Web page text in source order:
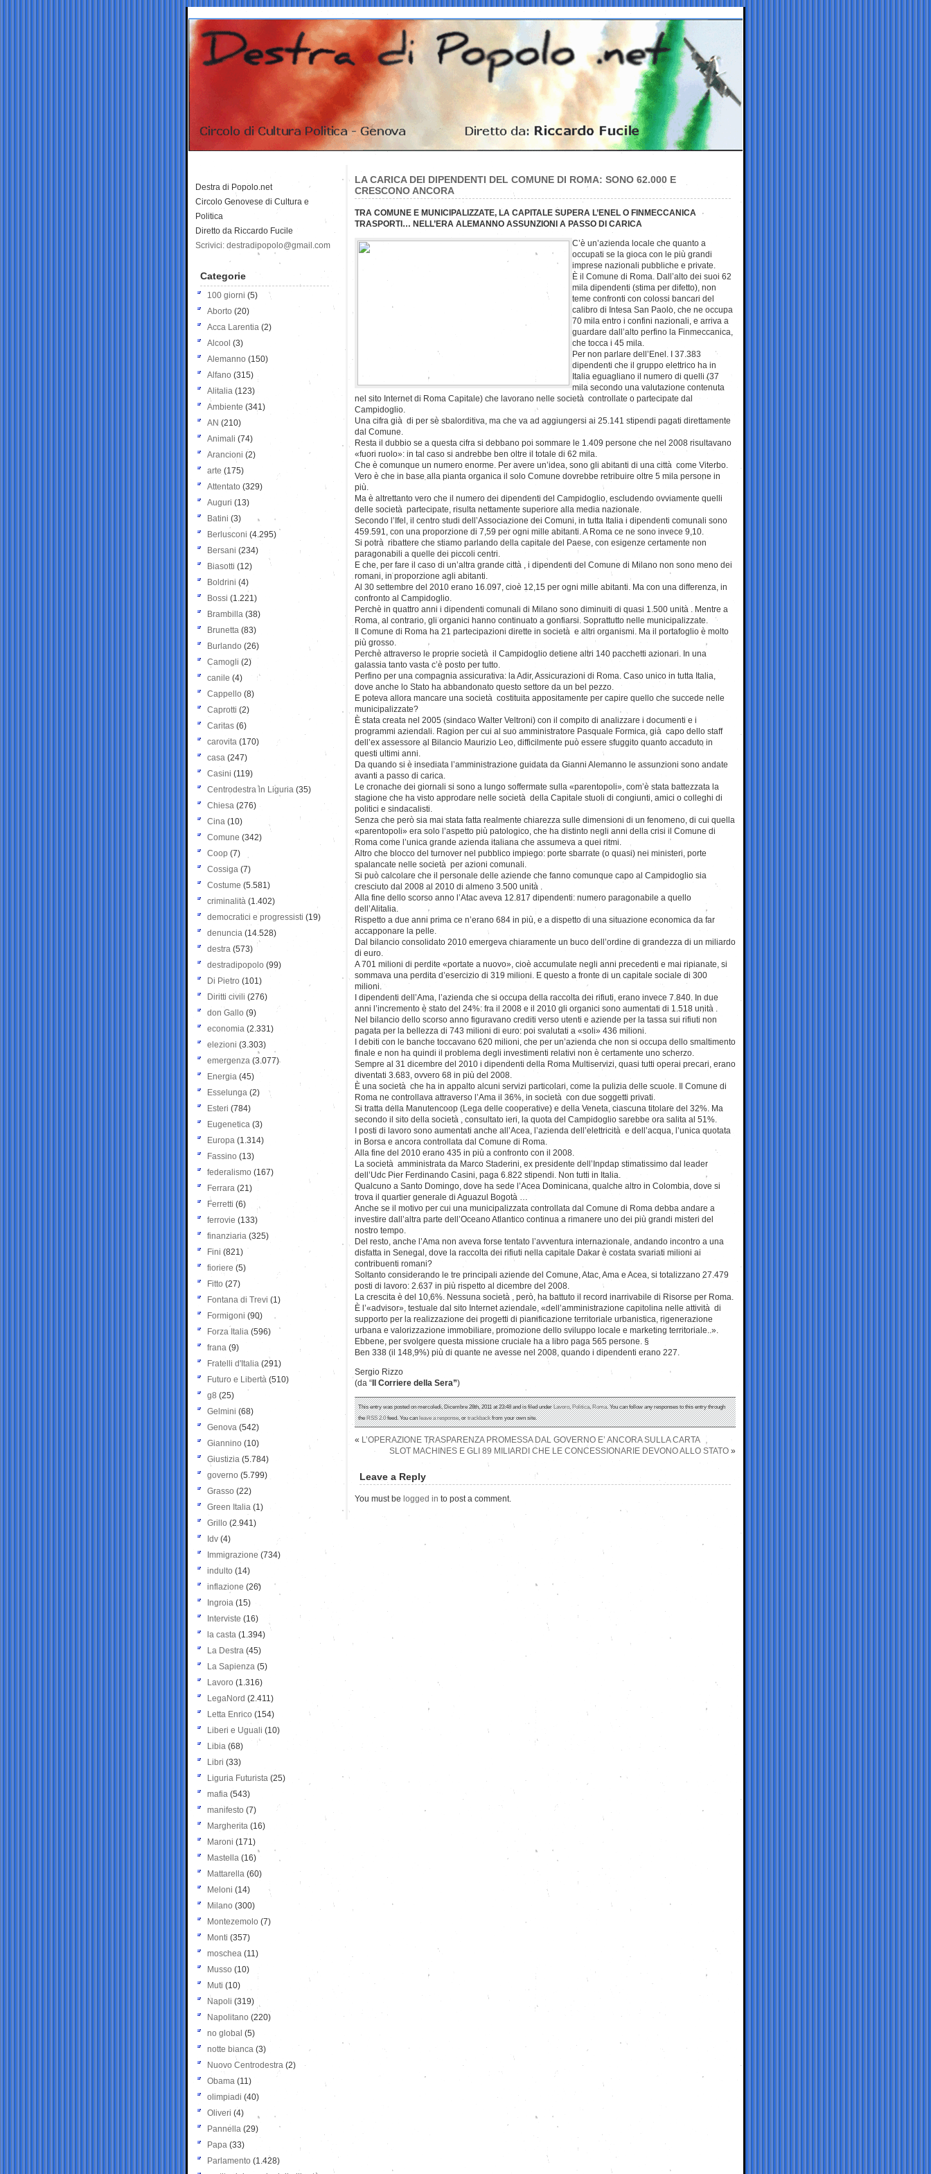
LA CARICA DEI DIPENDENTI DEL COMUNE DI ROMA: SONO 62.000 E
CRESCONO ANCORA
TRA COMUNE E MUNICIPALIZZATE, LA CAPITALE SUPERA L’ENEL O FINMECCANICA
TRASPORTI… NELL’ERA ALEMANNO ASSUNZIONI A PASSO DI CARICA
C’è un’azienda locale che quanto a
occupati se la gioca con le più grandi
imprese nazionali pubbliche e private.
È il Comune di Roma. Dall’alto dei suoi 62
mila dipendenti (stima per difetto), non
teme confronti con colossi bancari del
calibro di Intesa San Paolo, che ne occupa
70 mila entro i confini nazionali, e arriva a
guardare dall’alto perfino la Finmeccanica,
che tocca i 45 mila.
Per non parlare dell’Enel. I 37.383
dipendenti che il gruppo elettrico ha in
Italia eguagliano il numero di quelli (37
mila secondo una valutazione contenuta
nel sito Internet di Roma Capitale) che lavorano nelle società controllate o partecipate dal
Campidoglio.
Una cifra già di per sè sbalorditiva, ma che va ad aggiungersi ai 25.141 stipendi pagati direttamente
dal Comune.
Resta il dubbio se a questa cifra si debbano poi sommare le 1.409 persone che nel 2008 risultavano
«fuori ruolo»: in tal caso si andrebbe ben oltre il totale di 62 mila.
Che è comunque un numero enorme. Per avere un’idea, sono gli abitanti di una città come Viterbo.
Vero è che in base alla pianta organica il solo Comune dovrebbe retribuire oltre 5 mila persone in
più.
Ma è altrettanto vero che il numero dei dipendenti del Campidoglio, escludendo ovviamente quelli
delle società partecipate, risulta nettamente superiore alla media nazionale.
Secondo l’Ifel, il centro studi dell’Associazione dei Comuni, in tutta Italia i dipendenti comunali sono
459.591, con una proporzione di 7,59 per ogni mille abitanti. A Roma ce ne sono invece 9,10.
Si potrà ribattere che stiamo parlando della capitale del Paese, con esigenze certamente non
paragonabili a quelle dei piccoli centri.
E che, per fare il caso di un’altra grande città , i dipendenti del Comune di Milano non sono meno dei
romani, in proporzione agli abitanti.
Al 30 settembre del 2010 erano 16.097, cioè 12,15 per ogni mille abitanti. Ma con una differenza, in
confronto al Campidoglio.
Perchè in quattro anni i dipendenti comunali di Milano sono diminuiti di quasi 1.500 unità . Mentre a
Roma, al contrario, gli organici hanno continuato a gonfiarsi. Soprattutto nelle municipalizzate.
Il Comune di Roma ha 21 partecipazioni dirette in società e altri organismi. Ma il portafoglio è molto
più grosso.
Perchè attraverso le proprie società il Campidoglio detiene altri 140 pacchetti azionari. In una
galassia tanto vasta c’è posto per tutto.
Perfino per una compagnia assicurativa: la Adir, Assicurazioni di Roma. Caso unico in tutta Italia,
dove anche lo Stato ha abbandonato questo settore da un bel pezzo.
E poteva allora mancare una società costituita appositamente per capire quello che succede nelle
municipalizzate?
È stata creata nel 2005 (sindaco Walter Veltroni) con il compito di analizzare i documenti e i
programmi aziendali. Ragion per cui al suo amministratore Pasquale Formica, già capo dello staff
dell’ex assessore al Bilancio Maurizio Leo, difficilmente può essere sfuggito quanto accaduto in
questi ultimi anni.
Da quando si è insediata l’amministrazione guidata da Gianni Alemanno le assunzioni sono andate
avanti a passo di carica.
Le cronache dei giornali si sono a lungo soffermate sulla «parentopoli», com’è stata battezzata la
stagione che ha visto approdare nelle società della Capitale stuoli di congiunti, amici o colleghi di
politici e sindacalisti.
Senza che però sia mai stata fatta realmente chiarezza sulle dimensioni di un fenomeno, di cui quella
«parentopoli» era solo l’aspetto più patologico, che ha distinto negli anni della crisi il Comune di
Roma come l’unica grande azienda italiana che assumeva a quei ritmi.
Altro che blocco del turnover nel pubblico impiego: porte sbarrate (o quasi) nei ministeri, porte
spalancate nelle società per azioni comunali.
Si può calcolare che il personale delle aziende che fanno comunque capo al Campidoglio sia
cresciuto dal 2008 al 2010 di almeno 3.500 unità .
Alla fine dello scorso anno l’Atac aveva 12.817 dipendenti: numero paragonabile a quello
dell’Alitalia.
Rispetto a due anni prima ce n’erano 684 in più, e a dispetto di una situazione economica da far
accapponare la pelle.
Dal bilancio consolidato 2010 emergeva chiaramente un buco dell’ordine di grandezza di un miliardo
di euro.
A 701 milioni di perdite «portate a nuovo», cioè accumulate negli anni precedenti e mai ripianate, si
sommava una perdita d’esercizio di 319 milioni. E questo a fronte di un capitale sociale di 300
milioni.
I dipendenti dell’Ama, l’azienda che si occupa della raccolta dei rifiuti, erano invece 7.840. In due
anni l’incremento è stato del 24%: fra il 2008 e il 2010 gli organici sono aumentati di 1.518 unità .
Nel bilancio dello scorso anno figuravano crediti verso utenti e aziende per la tassa sui rifiuti non
pagata per la bellezza di 743 milioni di euro: poi svalutati a «soli» 436 milioni.
I debiti con le banche toccavano 620 milioni, che per un’azienda che non si occupa dello smaltimento
finale e non ha quindi il problema degli investimenti relativi non è certamente uno scherzo.
Sempre al 31 dicembre del 2010 i dipendenti della Roma Multiservizi, quasi tutti operai precari, erano
diventati 3.683, ovvero 68 in più del 2008.
È una società che ha in appalto alcuni servizi particolari, come la pulizia delle scuole. Il Comune di
Roma ne controllava attraverso l’Ama il 36%, in società con due soggetti privati.
Si tratta della Manutencoop (Lega delle cooperative) e della Veneta, ciascuna titolare del 32%. Ma
secondo il sito della società , consultato ieri, la quota del Campidoglio sarebbe ora salita al 51%.
I posti di lavoro sono aumentati anche all’Acea, l’azienda dell’elettricità e dell’acqua, l’unica quotata
in Borsa e ancora controllata dal Comune di Roma.
Alla fine del 2010 erano 435 in più a confronto con il 2008.
La società amministrata da Marco Staderini, ex presidente dell’Inpdap stimatissimo dal leader
dell’Udc Pier Ferdinando Casini, paga 6.822 stipendi. Non tutti in Italia.
Qualcuno a Santo Domingo, dove ha sede l’Acea Dominicana, qualche altro in Colombia, dove si
trova il quartier generale di Aguazul Bogotà …
Anche se il motivo per cui una municipalizzata controllata dal Comune di Roma debba andare a
investire dall’altra parte dell’Oceano Atlantico continua a rimanere uno dei più grandi misteri del
nostro tempo.
Del resto, anche l’Ama non aveva forse tentato l’avventura internazionale, andando incontro a una
disfatta in Senegal, dove la raccolta dei rifiuti nella capitale Dakar è costata svariati milioni ai
contribuenti romani?
Soltanto considerando le tre principali aziende del Comune, Atac, Ama e Acea, si totalizzano 27.479
posti di lavoro: 2.637 in più rispetto al dicembre del 2008.
La crescita è del 10,6%. Nessuna società , però, ha battuto il record inarrivabile di Risorse per Roma.
È l’«advisor», testuale dal sito Internet aziendale, «dell’amministrazione capitolina nelle attività di
supporto per la realizzazione dei progetti di pianificazione territoriale urbanistica, rigenerazione
urbana e valorizzazione immobiliare, promozione dello sviluppo locale e marketing territoriale..».
Ebbene, per svolgere questa missione cruciale ha a libro paga 565 persone. §
Ben 338 (il 148,9%) più di quante ne avesse nel 2008, quando i dipendenti erano 227.
Sergio Rizzo
(da “ Il Corriere della Sera”)
This entry was posted on mercoledì, Dicembre 28th, 2011 at 23:48 and is filed underLavoro,Politica,Roma. You can follow any responses to this entry through
theRSS 2.0feed. You canleave a response, ortrackbackfrom your own site.
« L’OPERAZIONE TRASPARENZA PROMESSA DAL GOVERNO E’ ANCORA SULLA CARTA
SLOT MACHINES E GLI 89 MILIARDI CHE LE CONCESSIONARIE DEVONO ALLO STATO »
Leave a Reply
You must be logged in to post a comment.
Destra di Popolo.net
Circolo Genovese di Cultura e
Politica
Diretto da Riccardo Fucile
Scrivici: destradipopolo@gmail.com
Categorie
100 giorni (5)
Aborto (20)
Acca Larentia (2)
Alcool (3)
Alemanno (150)
Alfano (315)
Alitalia (123)
Ambiente (341)
AN (210)
Animali (74)
Arancioni (2)
arte (175)
Attentato (329)
Auguri (13)
Batini (3)
Berlusconi (4.295)
Bersani (234)
Biasotti (12)
Boldrini (4)
Bossi (1.221)
Brambilla (38)
Brunetta (83)
Burlando (26)
Camogli (2)
canile (4)
Cappello (8)
Caprotti (2)
Caritas (6)
carovita (170)
casa (247)
Casini (119)
Centrodestra in Liguria (35)
Chiesa (276)
Cina (10)
Comune (342)
Coop (7)
Cossiga (7)
Costume (5.581)
criminalità (1.402)
democratici e progressisti (19)
denuncia (14.528)
destra (573)
destradipopolo (99)
Di Pietro (101)
Diritti civili (276)
don Gallo (9)
economia (2.331)
elezioni (3.303)
emergenza (3.077)
Energia (45)
Esselunga (2)
Esteri (784)
Eugenetica (3)
Europa (1.314)
Fassino (13)
federalismo (167)
Ferrara (21)
Ferretti (6)
ferrovie (133)
finanziaria (325)
Fini (821)
fioriere (5)
Fitto (27)
Fontana di Trevi (1)
Formigoni (90)
Forza Italia (596)
frana (9)
Fratelli d'Italia (291)
Futuro e Libertà (510)
g8 (25)
Gelmini (68)
Genova (542)
Giannino (10)
Giustizia (5.784)
governo (5.799)
Grasso (22)
Green Italia (1)
Grillo (2.941)
Idv (4)
Immigrazione (734)
indulto (14)
inflazione (26)
Ingroia (15)
Interviste (16)
la casta (1.394)
La Destra (45)
La Sapienza (5)
Lavoro (1.316)
LegaNord (2.411)
Letta Enrico (154)
Liberi e Uguali (10)
Libia (68)
Libri (33)
Liguria Futurista (25)
mafia (543)
manifesto (7)
Margherita (16)
Maroni (171)
Mastella (16)
Mattarella (60)
Meloni (14)
Milano (300)
Montezemolo (7)
Monti (357)
moschea (11)
Musso (10)
Muti (10)
Napoli (319)
Napolitano (220)
no global (5)
notte bianca (3)
Nuovo Centrodestra (2)
Obama (11)
olimpiadi (40)
Oliveri (4)
Pannella (29)
Papa (33)
Parlamento (1.428)